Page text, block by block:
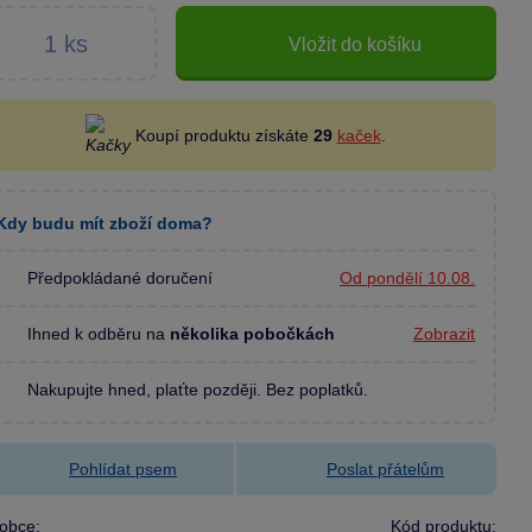
Vložit do košíku
Koupí produktu získáte 29 kaček.
budu mít zboží doma?
Předpokládané doručení Od pondělí 10.08.
Ihned k odběru na několika pobočkách Zobrazit
Nakupujte hned, plaťte později. Bez poplatků.
Pohlídat psem Poslat přátelům
Kód produktu: